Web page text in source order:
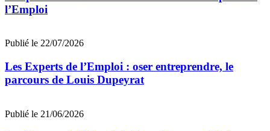
l’Emploi
Publié le 22/07/2026
Les Experts de l’Emploi : oser entreprendre, le
parcours de Louis Dupeyrat
Publié le 21/06/2026